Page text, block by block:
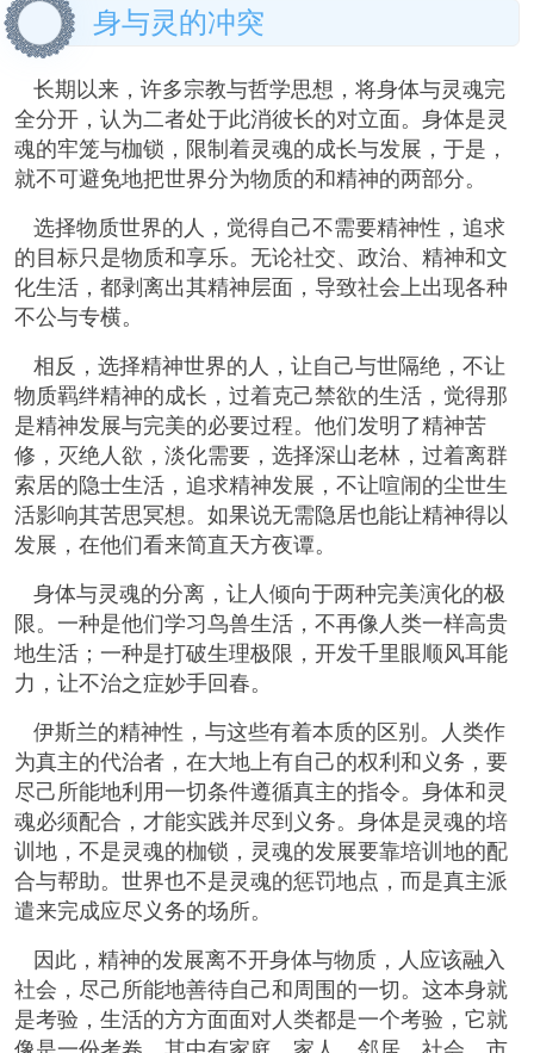
身与灵的冲突
长期以来，许多宗教与哲学思想，将身体与灵魂完
全分开，认为二者处于此消彼长的对立面。身体是灵
魂的牢笼与枷锁，限制着灵魂的成长与发展，于是，
就不可避免地把世界分为物质的和精神的两部分。
选择物质世界的人，觉得自己不需要精神性，追求
的目标只是物质和享乐。无论社交、政治、精神和文
化生活，都剥离出其精神层面，导致社会上出现各种
不公与专横。
相反，选择精神世界的人，让自己与世隔绝，不让
物质羁绊精神的成长，过着克己禁欲的生活，觉得那
是精神发展与完美的必要过程。他们发明了精神苦
修，灭绝人欲，淡化需要，选择深山老林，过着离群
索居的隐士生活，追求精神发展，不让喧闹的尘世生
活影响其苦思冥想。如果说无需隐居也能让精神得以
发展，在他们看来简直天方夜谭。
身体与灵魂的分离，让人倾向于两种完美演化的极
限。一种是他们学习鸟兽生活，不再像人类一样高贵
地生活；一种是打破生理极限，开发千里眼顺风耳能
力，让不治之症妙手回春。
伊斯兰的精神性，与这些有着本质的区别。人类作
为真主的代治者，在大地上有自己的权利和义务，要
尽己所能地利用一切条件遵循真主的指令。身体和灵
魂必须配合，才能实践并尽到义务。身体是灵魂的培
训地，不是灵魂的枷锁，灵魂的发展要靠培训地的配
合与帮助。世界也不是灵魂的惩罚地点，而是真主派
遣来完成应尽义务的场所。
因此，精神的发展离不开身体与物质，人应该融入
社会，尽己所能地善待自己和周围的一切。这本身就
是考验，生活的方方面面对人类都是一个考验，它就